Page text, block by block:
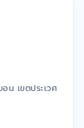
เขตประเวศ